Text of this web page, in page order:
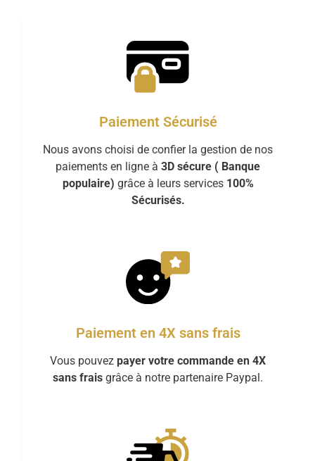
Paiement Sécurisé
Nous avons choisi de confier la gestion de nos
paiements en ligne à 3D sécure ( Banque
populaire) grâce à leurs services 100%
Sécurisés.
Paiement en 4X sans frais
Vous pouvez payer votre commande en 4X
sans frais grâce à notre partenaire Paypal.